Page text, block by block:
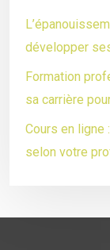
développer
Formation
sa carrière
Cours en ligne
selon votre